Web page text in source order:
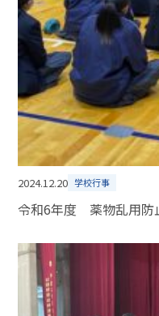
2024.12.20 学校行事
令和6年度 薬物乱用